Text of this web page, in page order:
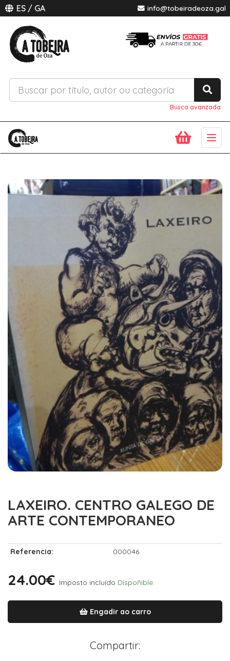
ES / GA info@tobeiradeoza.gal
Busca avanzada
LAXEIRO. CENTRO GALEGO DE
ARTE CONTEMPORANEO
Referencia: 000046
24.00€ Imposto incluído Dispoñible
Engadir ao carro
Compartir: